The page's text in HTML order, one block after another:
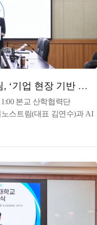
‘기업 현장 기반 AI
상호협력 협
본교 산학협력단
스트림(대표 김연수)과 AI
(MOU)